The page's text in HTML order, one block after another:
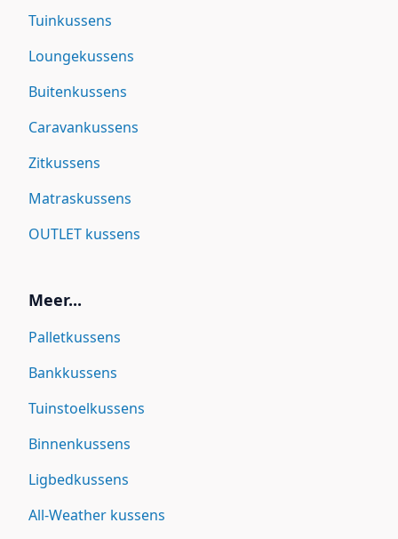
Tuinkussens
Loungekussens
Buitenkussens
Caravankussens
Zitkussens
Matraskussens
OUTLET kussens
Meer...
Palletkussens
Bankkussens
Tuinstoelkussens
Binnenkussens
Ligbedkussens
All-Weather kussens